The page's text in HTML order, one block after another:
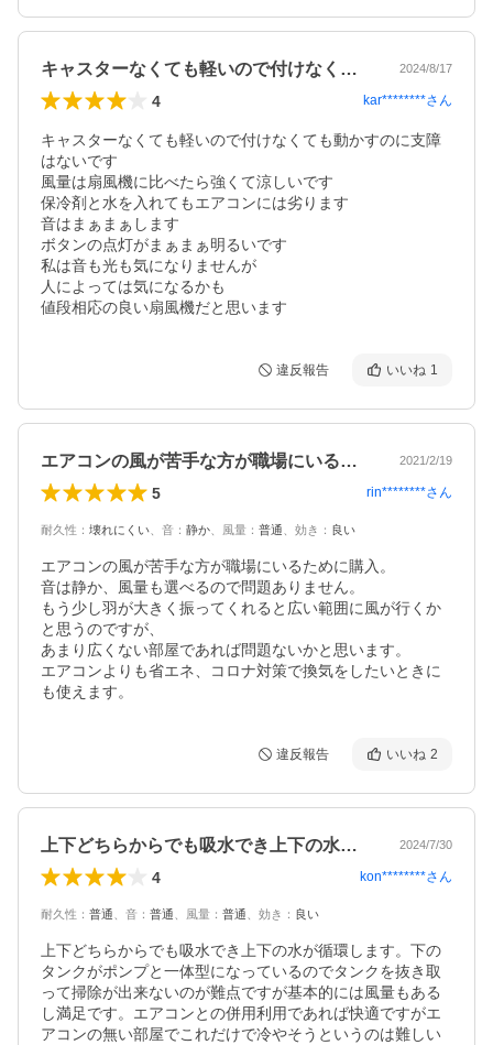
キャスターなくても軽いので付けなくても… 2024/8/17
4 kar********さん
キャスターなくても軽いので付けなくても動かすのに支障
はないです
風量は扇風機に比べたら強くて涼しいです
保冷剤と水を入れてもエアコンには劣ります
音はまぁまぁします
ボタンの点灯がまぁまぁ明るいです
私は音も光も気になりませんが
人によっては気になるかも
値段相応の良い扇風機だと思います
違反報告 いいね 1
エアコンの風が苦手な方が職場にいるため… 2021/2/19
5 rin********さん
耐久性 ： 壊れにくい 音 ： 静か 風量 ： 普通 効き ： 良い
エアコンの風が苦手な方が職場にいるために購入。
音は静か、風量も選べるので問題ありません。
もう少し羽が大きく振ってくれると広い範囲に風が行くか
と思うのですが、
あまり広くない部屋であれば問題ないかと思います。
エアコンよりも省エネ、コロナ対策で換気をしたいときに
も使えます。
違反報告 いいね 2
上下どちらからでも吸水でき上下の水が循… 2024/7/30
4 kon********さん
耐久性 ： 普通 音 ： 普通 風量 ： 普通 効き ： 良い
上下どちらからでも吸水でき上下の水が循環します。下の
タンクがポンプと一体型になっているのでタンクを抜き取
って掃除が出来ないのが難点ですが基本的には風量もある
し満足です。エアコンとの併用利用であれば快適ですがエ
アコンの無い部屋でこれだけで冷やそうというのは難しい